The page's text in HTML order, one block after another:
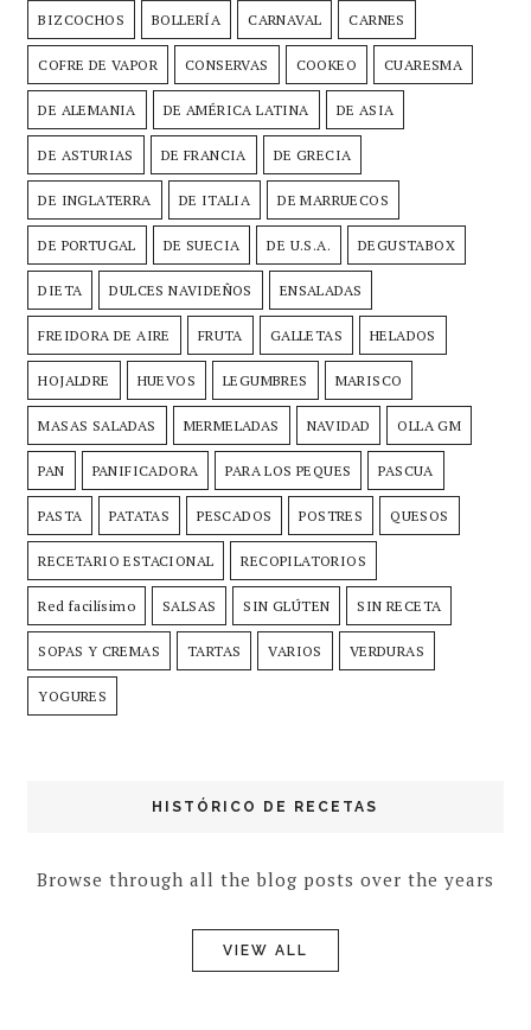
BIZCOCHOS BOLLERÍA CARNAVAL CARNES
COFRE DE VAPOR CONSERVAS COOKEO CUARESMA
DE ALEMANIA DE AMÉRICA LATINA DE ASIA
DE ASTURIAS DE FRANCIA DE GRECIA
DE INGLATERRA DE ITALIA DE MARRUECOS
DE PORTUGAL DE SUECIA DE U.S.A. DEGUSTABOX
DIETA DULCES NAVIDEÑOS ENSALADAS
FREIDORA DE AIRE FRUTA GALLETAS HELADOS
HOJALDRE HUEVOS LEGUMBRES MARISCO
MASAS SALADAS MERMELADAS NAVIDAD OLLA GM
PAN PANIFICADORA PARA LOS PEQUES PASCUA
PASTA PATATAS PESCADOS POSTRES QUESOS
RECETARIO ESTACIONAL RECOPILATORIOS
Red facilísimo SALSAS SIN GLÚTEN SIN RECETA
SOPAS Y CREMAS TARTAS VARIOS VERDURAS
YOGURES
HISTÓRICO DE RECETAS
Browse through all the blog posts over the years
VIEW ALL